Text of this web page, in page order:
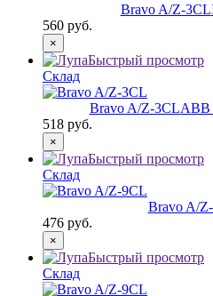
Bravo A/Z-3CL
560 руб.
×
Быстрый просмотр
Склад
Bravo A/Z-3CLABB
518 руб.
×
Быстрый просмотр
Склад
Bravo A/
476 руб.
×
Быстрый просмотр
Склад